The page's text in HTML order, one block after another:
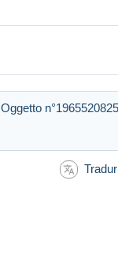
Oggetto n°1965520825